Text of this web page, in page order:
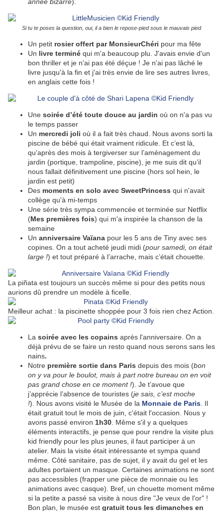
Si tu te poses la question, oui, il a bien le repose-pied sous le mauvais pied
Un petit rosier offert par MonsieurChéri pour ma fête
Un livre terminé qui m'a beaucoup plu. J'avais envie d'un
bon thriller et je n'ai pas été déçue ! Je n'ai pas lâché le
livre jusqu'à la fin et j'ai très envie de lire ses autres livres,
en anglais cette fois !
Une soirée d’été toute douce au jardin où on n'a pas vu
le temps passer
Un mercredi joli où il a fait très chaud. Nous avons sorti la
piscine de bébé qui était vraiment ridicule. Et c’est là,
qu’après des mois à tergiverser sur l’aménagement du
jardin (portique, trampoline, piscine), je me suis dit qu’il
nous fallait définitivement une piscine (hors sol hein, le
jardin est petit)
Des moments en solo avec SweetPrincess qui n'avait
collège qu'à mi-temps
Une série très sympa commencée et terminée sur Netflix
(Mes premières fois) qui m'a inspirée la chanson de la
semaine
Un anniversaire Vaïana pour les 5 ans de Tiny avec ses
copines. On a tout acheté jeudi midi (pour samedi, on était
large !) et tout préparé à l’arrache, mais c’était chouette.
La piñata est toujours un succès même si pour des petits nous
aurions dû prendre un modèle à ficelle.
Meilleur achat : la piscinette shoppée pour 3 fois rien chez Action.
La soirée avec les copains après l'anniversaire. On a
déjà prévu de se faire un resto quand nous serons sans les
nains.
Notre première sortie dans Paris depuis des mois (bon
on y va pour le boulot, mais à part notre bureau on en voit
pas grand chose en ce moment !). Je t’avoue que
j’apprécie l’absence de touristes (je sais, c’est moche
!). Nous avons visité le Musée de la Monnaie de Paris . Il
était gratuit tout le mois de juin, c'était l'occasion. Nous y
avons passé environ 1h30 . Même s'il y a quelques
éléments interactifs, je pense que pour rendre la visite plus
kid friendly pour les plus jeunes, il faut participer à un
atelier. Mais la visite était intéressante et sympa quand
même. Côté sanitaire, pas de sujet, il y avait du gel et les
adultes portaient un masque. Certaines animations ne sont
pas accessibles (frapper une pièce de monnaie ou les
animations avec casque). Bref, un chouette moment même
si la petite a passé sa visite à nous dire "Je veux de l'or" !
Bon plan, le musée est gratuit tous les dimanches en